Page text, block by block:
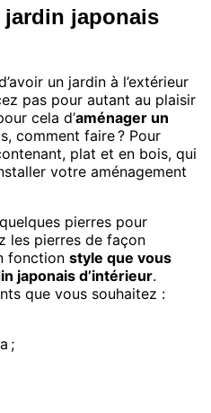
jardin japonais
un jardin à l’extérieur
pas pour autant au plaisir
cela d’aménager un
comment faire ? Pour
plat et en bois, qui
votre aménagement
pierres pour
les pierres de façon
fonction style que vous
japonais d’intérieur.
que vous souhaitez :
;